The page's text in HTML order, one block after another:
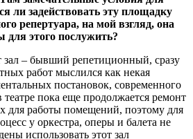
ли задействовать эту площадку
репертуара, на мой взгляд, она
для этого послужить?
зал – бывший репетиционный, сразу
работ мыслился как некая
постановок, современного
театре пока еще продолжается ремонт
для работы помещений, поэтому для
у оркестра, оперы и балета не
использовать этот зал